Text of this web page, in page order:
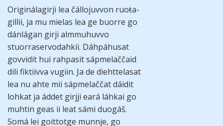
Origi­nála­girji lea čállo­juv­von ruoŧa­
gil­lii, ja mu mie­las lea ge buorre go
dán­lágan girji almmu­huvvo
stuorra­servo­dah­kii. Dáhpá­husat
govvi­dit hui rahpa­sit sápme­lač­čaid
dili fik­tiivva vugiin. Ja de diehtte­lasat
lea nu ahte mii sápme­lač­čat dái­dit
loh­kat ja áddet girjji eará láh­kai go
muh­tin geas ii leat sámi duo­gáš.
Somá lei goit­totge mun­nje, go